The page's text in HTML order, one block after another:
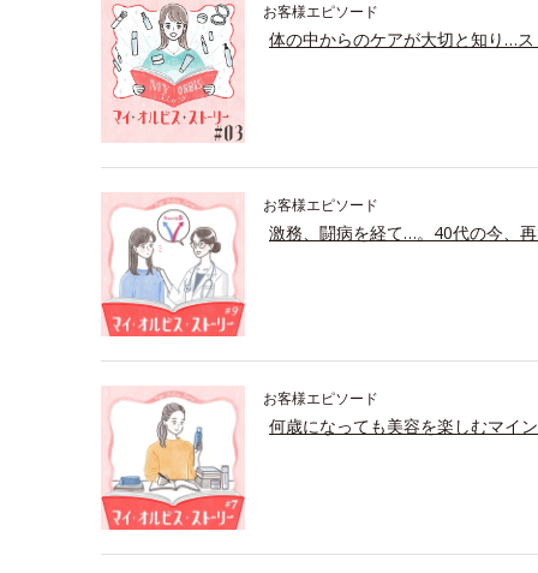
お客様エピソード
体の中からのケアが大切と知り…
お客様エピソード
激務、闘病を経て…。40代の今、
お客様エピソード
何歳になっても美容を楽しむマイ